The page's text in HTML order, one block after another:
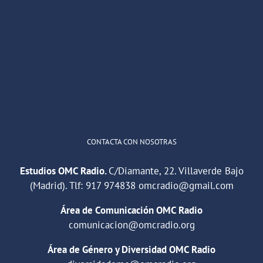
CONTACTA CON NOSOTRAS
Estudios OMC Radio.C/Diamante, 22. Villaverde Bajo
(Madrid). Tlf: 917 974838 omcradio@gmail.com
Área de Comunicación OMC Radio
comunicacion@omcradio.org
Área de Género y Diversidad OMC Radio